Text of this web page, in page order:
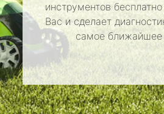
инструментов
Вас и сделает
самое ближайшее